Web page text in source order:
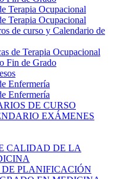
Terapia Ocupacional
Terapia Ocupacional
de curso y Calendario de
de Terapia Ocupacional
Fin de Grado
Enfermería
Enfermería
DE CURSO
EXÁMENES
CALIDAD DE LA
DE PLANIFICACIÓN